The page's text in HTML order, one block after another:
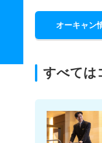
オーキャン
すべては